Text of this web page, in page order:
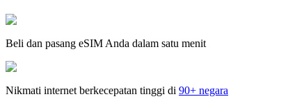
Beli dan pasang eSIM Anda dalam satu menit
Nikmati internet berkecepatan tinggi di 90+ negara